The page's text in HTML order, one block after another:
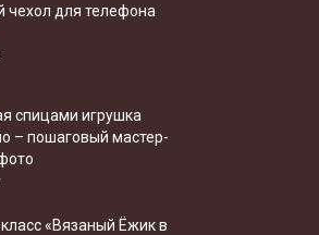
чехол для телефона
спицами игрушка
– пошаговый мастер-
«Вязаный Ёжик в